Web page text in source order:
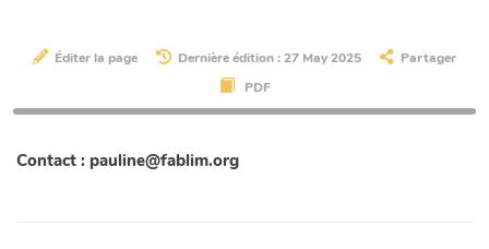
Éditer la page Dernière édition : 27 May 2025
Partager
PDF
Contact : pauline@fablim.org